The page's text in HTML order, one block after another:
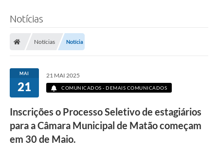
Notícias
Notícias Notícia
MAI
21
21 MAI 2025
COMUNICADOS - DEMAIS COMUNICADOS
Inscrições o Processo Seletivo de estagiários
para a Câmara Municipal de Matão começam
em 30 de Maio.